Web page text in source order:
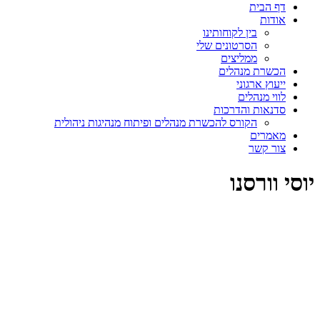
דף הבית
אודות
בין לקוחותינו
הסרטונים שלי
ממליצים
הכשרת מנהלים
ייעוץ ארגוני
לווי מנהלים
סדנאות והדרכות
הקורס להכשרת מנהלים ופיתוח מנהיגות ניהולית
מאמרים
צור קשר
יוסי וורסנו